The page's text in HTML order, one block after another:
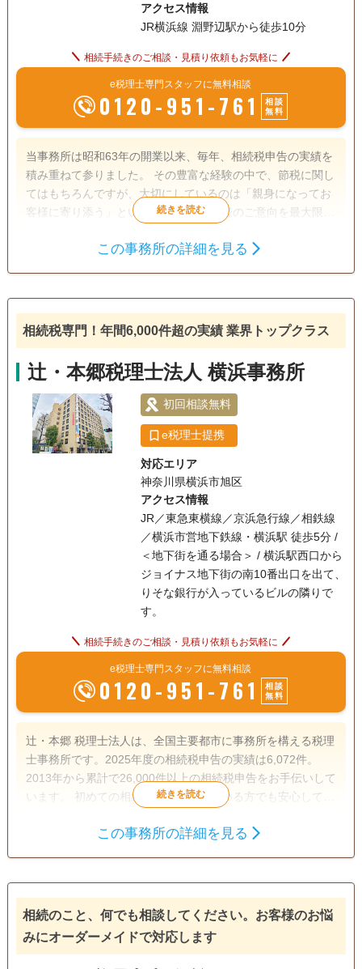
アクセス情報
JR横浜線 淵野辺駅から徒歩10分
相続手続きのご相談・見積り依頼もお気軽に
e税理士専門スタッフに無料相談
0120-951-761
相談
無料
当事務所は昭和63年の開業以来、毎年、相続税申告の実績を
積み重ねて参りました。 その豊富な経験の中で、節税に関し
てはもちろんですが、大切にしているのは「親身になってお
客様に寄り添う」という事です。 お客様のご意向を最大限に
税額や納税額をわかりやすくお伝えします。 また、相続税の
遺産分割
電話相談可 訪問可 女性スタッフ対応可 土日相談可
この事務所の詳細を見る
相続税専門！年間6,000件超の実績 業界トップクラス
辻・本郷税理士法人 横浜事務所
初回相談無料
e税理士提携
対応エリア
神奈川県横浜市旭区
アクセス情報
JR／東急東横線／京浜急行線／相鉄線
／横浜市営地下鉄線・横浜駅 徒歩5分 /
＜地下街を通る場合＞ / 横浜駅西口から
ジョイナス地下街の南10番出口を出て、
りそな銀行が入っているビルの隣りで
す。
相続手続きのご相談・見積り依頼もお気軽に
e税理士専門スタッフに無料相談
0120-951-761
相談
無料
辻・本郷 税理士法人は、全国主要都市に事務所を構える税理
士事務所です。2025年度の相続税申告の実績は6,072件。
2013年から累計で26,000件以上の相続税申告をお手伝いして
います。 初めての相続で不安を感じている方でも安心して相
サービスを提供するために、小さなお悩みやご事情まできめ
生前贈与
訪問可 土日相談可 初回相談無料 オンライン面談可
事務所面談可
この事務所の詳細を見る
相続のこと、何でも相談してください。お客様のお悩
みにオーダーメイドで対応します